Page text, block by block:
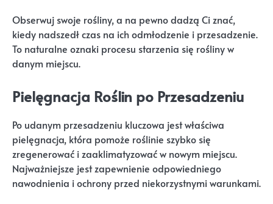
Obserwuj swoje rośliny, a na pewno dadzą Ci znać,
kiedy nadszedł czas na ich odmłodzenie i przesadzenie.
To naturalne oznaki procesu starzenia się rośliny w
danym miejscu.
Pielęgnacja Roślin po Przesadzeniu
Po udanym przesadzeniu kluczowa jest właściwa
pielęgnacja, która pomoże roślinie szybko się
zregenerować i zaaklimatyzować w nowym miejscu.
Najważniejsze jest zapewnienie odpowiedniego
nawodnienia i ochrony przed niekorzystnymi warunkami.